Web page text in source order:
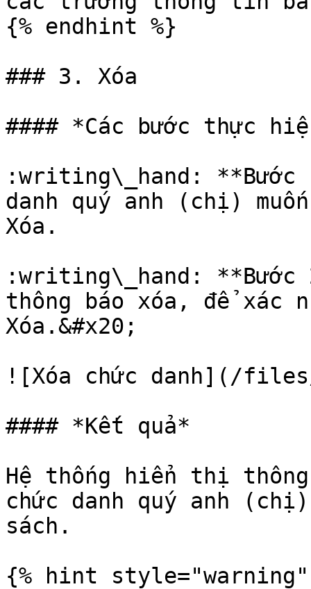
{% endhint %}
### 3. Xóa
#### *Các bước thực
:writing\_hand: **Bước
danh quý anh (chị)
Xóa.
:writing\_hand:
thông báo xóa, để xác
Xóa.&#x20;
![Xóa chức danh](/files/
#### *Kết quả*
Hệ thống hiển thị
chức danh quý anh
sách.
{% hint style="warning"